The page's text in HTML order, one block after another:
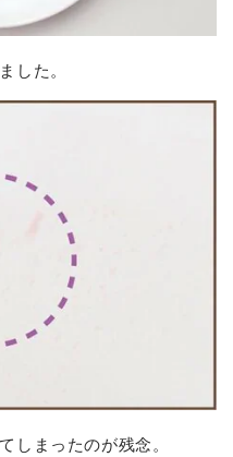
した。
しまったのが残念。